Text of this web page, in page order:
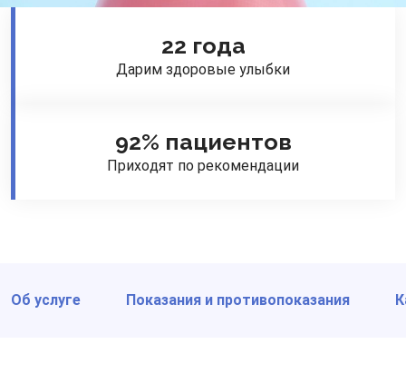
22 года
Дарим здоровые улыбки
92% пациентов
Приходят по рекомендации
Об услуге Показания и противопоказания